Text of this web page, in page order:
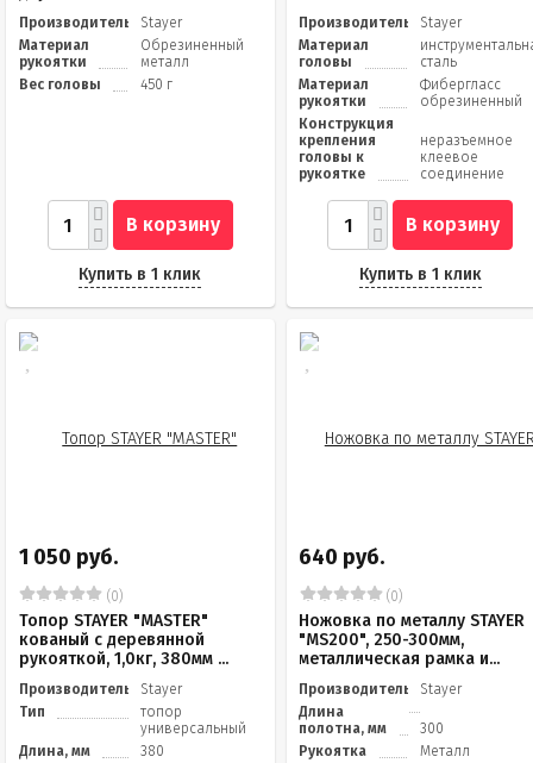
Производитель
Stayer
Материал
рукоятки
Обрезиненный
металл
Вес головы
450 г
В корзину
Купить в 1 клик
Производитель
Stayer
Материал
головы
сталь
Материал
рукоятки
Фибергласс
обрезиненный
Конструкция
крепления
головы к
рукоятке
неразъемное
клеевое
соединение
В корзину
Купить в 1 клик
1 050 руб.
(0)
Топор STAYER "MASTER"
кованый с деревянной
рукояткой, 1,0кг, 380мм ...
Производитель
Stayer
Тип
топор
универсальный
Длина, мм
380
640 руб.
(0)
Ножовка по металлу STAYER
"MS200", 250-300мм,
металлическая рамка и...
Производитель
Stayer
Длина
полотна, мм
300
Рукоятка
Металл